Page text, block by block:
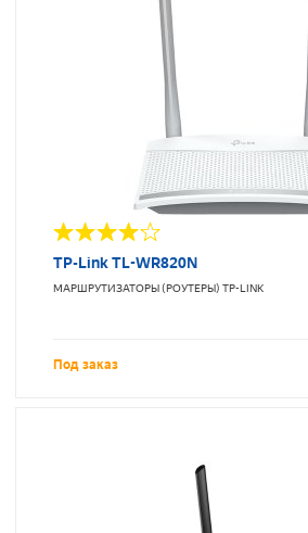
TP-Link TL-WR820N
МАРШРУТИЗАТОРЫ (РОУТЕРЫ) TP-LINK
Под заказ